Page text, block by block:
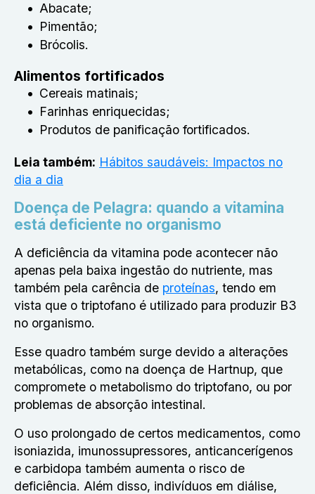
Abacate;
Pimentão;
Brócolis.
Alimentos fortificados
Cereais matinais;
Farinhas enriquecidas;
Produtos de panificação fortificados.
Leia também: Hábitos saudáveis: Impactos no
dia a dia
Doença de Pelagra: quando a vitamina
está deficiente no organismo
A deficiência da vitamina pode acontecer não
apenas pela baixa ingestão do nutriente, mas
também pela carência de proteínas, tendo em
vista que o triptofano é utilizado para produzir B3
no organismo.
Esse quadro também surge devido a alterações
metabólicas, como na doença de Hartnup, que
compromete o metabolismo do triptofano, ou por
problemas de absorção intestinal.
O uso prolongado de certos medicamentos, como
isoniazida, imunossupressores, anticancerígenos
e carbidopa também aumenta o risco de
deficiência. Além disso, indivíduos em diálise,